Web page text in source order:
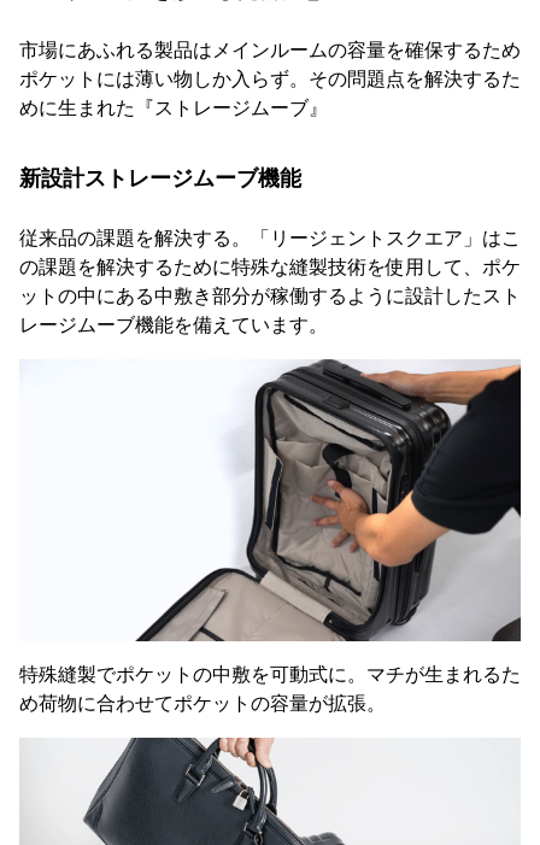
市場にあふれる製品はメインルームの容量を確保するため
ポケットには薄い物しか入らず。その問題点を解決するた
めに生まれた『ストレージムーブ』
新設計ストレージムーブ機能
従来品の課題を解決する。「リージェントスクエア」はこ
の課題を解決するために特殊な縫製技術を使用して、ポケ
ットの中にある中敷き部分が稼働するように設計したスト
レージムーブ機能を備えています。
特殊縫製でポケットの中敷を可動式に。マチが生まれるた
め荷物に合わせてポケットの容量が拡張。